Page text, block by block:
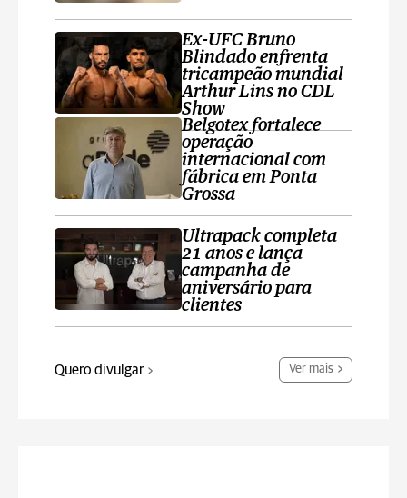
Ex-UFC Bruno
Blindado enfrenta
tricampeão mundial
Arthur Lins no CDL
Show
Belgotex fortalece
operação
internacional com
fábrica em Ponta
Grossa
Ultrapack completa
21 anos e lança
campanha de
aniversário para
clientes
Quero divulgar Ver mais